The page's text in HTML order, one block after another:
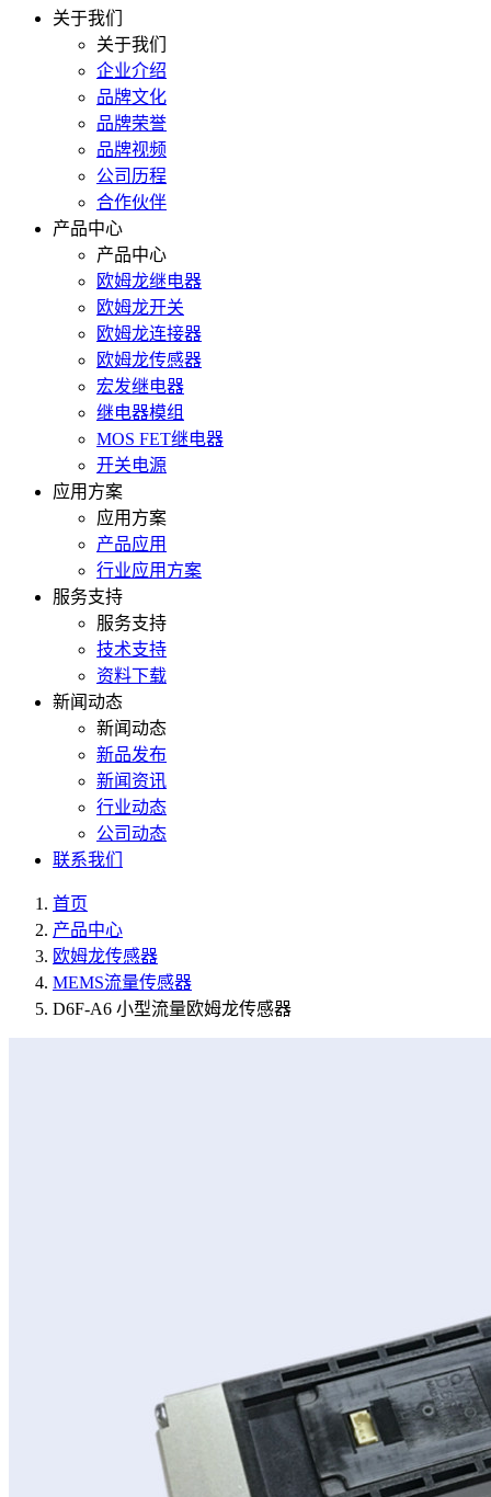
关于我们
关于我们
企业介绍
品牌文化
品牌荣誉
品牌视频
公司历程
合作伙伴
产品中心
产品中心
欧姆龙继电器
欧姆龙开关
欧姆龙连接器
欧姆龙传感器
宏发继电器
继电器模组
MOS FET继电器
开关电源
应用方案
应用方案
产品应用
行业应用方案
服务支持
服务支持
技术支持
资料下载
新闻动态
新闻动态
新品发布
新闻资讯
行业动态
公司动态
联系我们
首页
产品中心
欧姆龙传感器
MEMS流量传感器
D6F-A6 小型流量欧姆龙传感器